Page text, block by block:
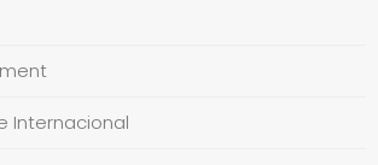
Internacional